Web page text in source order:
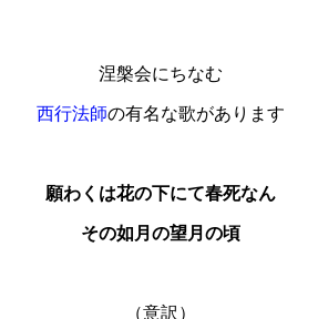
涅槃会にちなむ
西行法師の有名な歌があります
願わくは花の下にて春死なん
その如月の望月の頃
（意訳）